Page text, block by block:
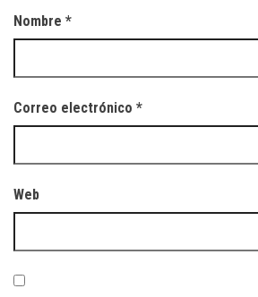
Nombre *
Correo electrónico *
Web